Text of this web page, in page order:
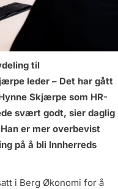
til
leder – Det har gått
Skjærpe som HR-
svært godt, sier daglig
er mer overbevist
på å bli Innherreds
i Berg Økonomi for å